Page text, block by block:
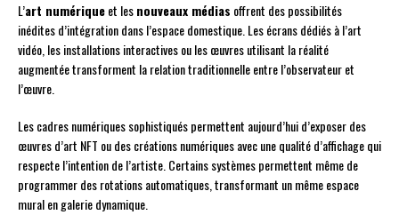
L’art numériqueet lesnouveaux médias offrent des possibilités
inédites d’intégration dans l’espace domestique. Les écrans dédiés à l’art
vidéo, les installations interactives ou les œuvres utilisant la réalité
augmentée transforment la relation traditionnelle entre l’observateur et
l’œuvre.
Les cadres numériques sophistiqués permettent aujourd’hui d’exposer des
œuvres d’art NFT ou des créations numériques avec une qualité d’affichage qui
respecte l’intention de l’artiste. Certains systèmes permettent même de
programmer des rotations automatiques, transformant un même espace
mural en galerie dynamique.